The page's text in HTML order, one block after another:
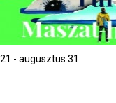
- augusztus 31.